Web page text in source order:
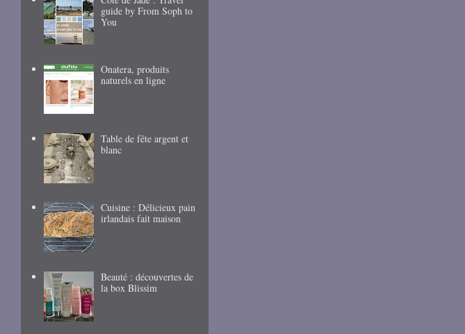
guide by From Soph to
You
Onatera, produits
naturels en ligne
Table de fête argent et
blanc
Cuisine : Délicieux pain
irlandais fait maison
Beauté : découvertes de
la box Blissim